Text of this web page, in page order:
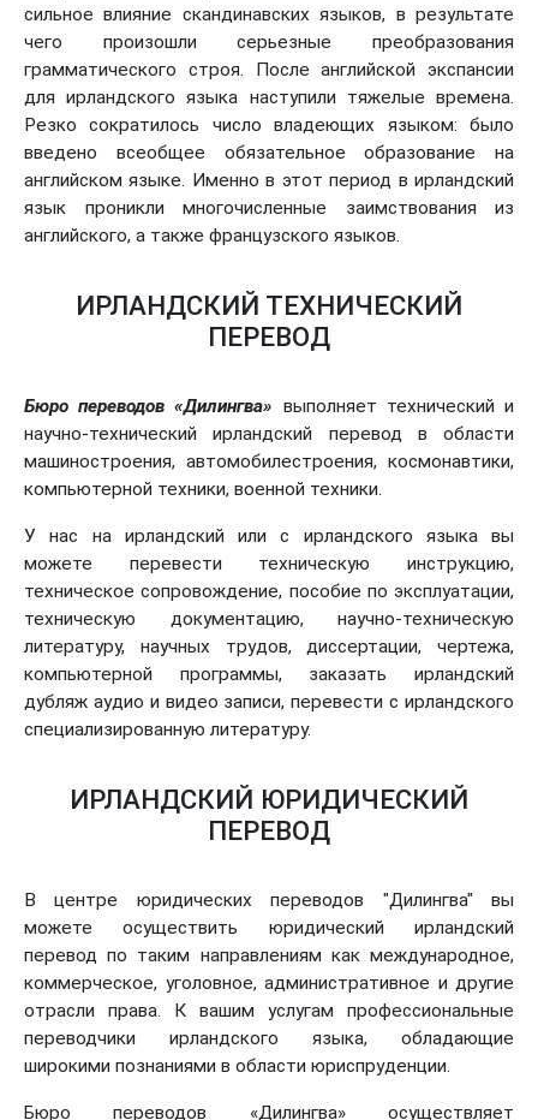
сильное влияние скандинавских языков, в результате
чего произошли серьезные преобразования
грамматического строя. После английской экспансии
для ирландского языка наступили тяжелые времена.
Резко сократилось число владеющих языком: было
введено всеобщее обязательное образование на
английском языке. Именно в этот период в ирландский
язык проникли многочисленные заимствования из
английского, а также французского языков.
ИРЛАНДСКИЙ ТЕХНИЧЕСКИЙ
ПЕРЕВОД
Бюро переводов «Дилингва» выполняет технический и
научно-технический ирландский перевод в области
машиностроения, автомобилестроения, космонавтики,
компьютерной техники, военной техники.
У нас на ирландский или с ирландского языка вы
можете перевести техническую инструкцию,
техническое сопровождение, пособие по эксплуатации,
техническую документацию, научно-техническую
литературу, научных трудов, диссертации, чертежа,
компьютерной программы, заказать ирландский
дубляж аудио и видео записи, перевести с ирландского
специализированную литературу.
ИРЛАНДСКИЙ ЮРИДИЧЕСКИЙ
ПЕРЕВОД
В центре юридических переводов "Дилингва" вы
можете осуществить юридический ирландский
перевод по таким направлениям как международное,
коммерческое, уголовное, административное и другие
отрасли права. К вашим услугам профессиональные
переводчики ирландского языка, обладающие
широкими познаниями в области юриспруденции.
Бюро переводов «Дилингва» осуществляет